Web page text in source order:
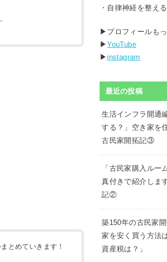
とめていきます！
・自律神経を整え
▶︎プロフィールも
▶︎YouTube
▶︎ instagram
最近の投稿
生活インフラ開通
する？」空き家を
古民家開拓記③
「古民家購入ルー
真付きで紹介しま
記②
築150年の古民家
家を安く買う方法
資産税は？」